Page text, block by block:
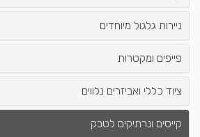
ניירות גלגול מיוחדים
פייפים ומקטרות
ציוד כללי ואביזרים נלווים
קייסים ונרתיקים לטבק